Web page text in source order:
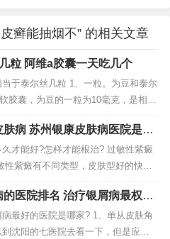
癣能抽烟不” 的相关文章
粒 阿维a胶囊一天吃几个
于泰尔丝几粒 1、一粒。为豆和泰尔
胶囊，为豆的一粒为10毫克，是相当
，原因是一粒泰尔丝也是10毫克。
是一种异维A酸软胶囊，适用于重度
疮。3、一般的话，每天2次，每次1
，或者体重较大者，每天3次，每次
一定...
病 苏州银康皮肤病医院是正
才能好?怎样才能根治? 过敏性紫癜
性紫癜有不同类型，皮肤型好的快，2
人而异3月-3年；肾型最慢不易根
这种病在医学上称为百变紫癜，病
会并发很多关发症，有的治几天甚
，有的反复发作，不得痊愈，经过
医院排名 治疗银屑病最权威
是谁
最好的医院是哪家? 1、单从皮肤角
沈阳的七医院去看一下，但是应该